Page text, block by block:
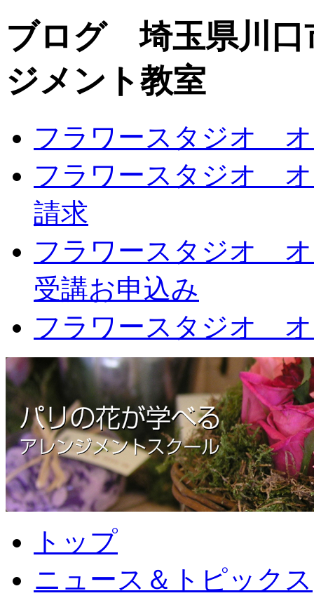
ブログ 埼玉県川口
ジメント教室
フラワースタジオ
フラワースタジオ オ
請求
フラワースタジオ
受講お申込み
フラワースタジオ
トップ
ニュース＆トピックス